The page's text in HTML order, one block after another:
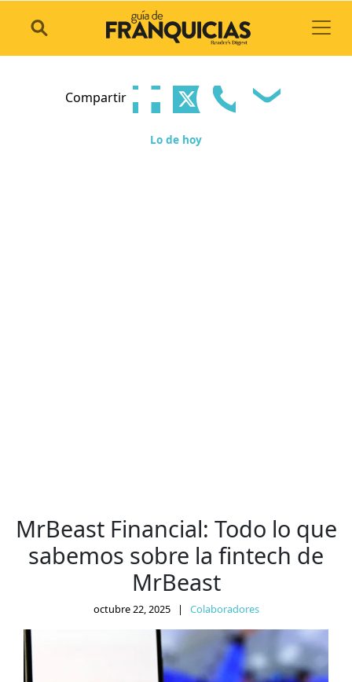
Compartir
Lo de hoy
MrBeast Financial: Todo lo que
sabemos sobre la fintech de
MrBeast
octubre 22, 2025 | Colaboradores